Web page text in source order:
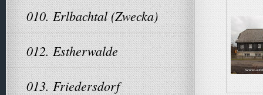
010. Erlbachtal (Zwecka)
012. Estherwalde
013. Friedersdorf